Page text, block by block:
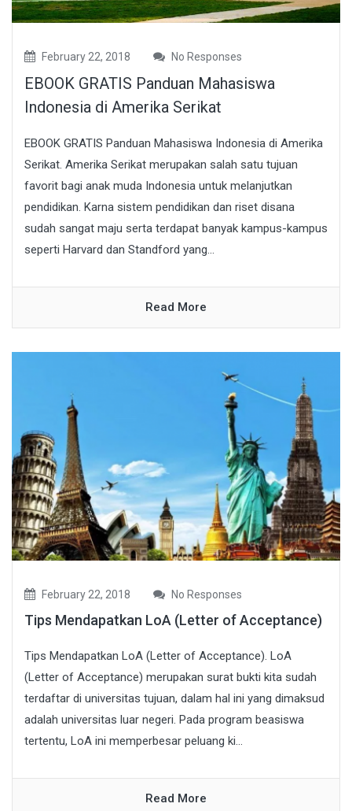
February 22, 2018 No Responses
EBOOK GRATIS Panduan Mahasiswa
Indonesia di Amerika Serikat
EBOOK GRATIS Panduan Mahasiswa Indonesia di Amerika
Serikat. Amerika Serikat merupakan salah satu tujuan
favorit bagi anak muda Indonesia untuk melanjutkan
pendidikan. Karna sistem pendidikan dan riset disana
sudah sangat maju serta terdapat banyak kampus-kampus
seperti Harvard dan Standford yang...
Read More
February 22, 2018 No Responses
Tips Mendapatkan LoA (Letter of Acceptance)
Tips Mendapatkan LoA (Letter of Acceptance). LoA
(Letter of Acceptance) merupakan surat bukti kita sudah
terdaftar di universitas tujuan, dalam hal ini yang dimaksud
adalah universitas luar negeri. Pada program beasiswa
tertentu, LoA ini memperbesar peluang ki...
Read More